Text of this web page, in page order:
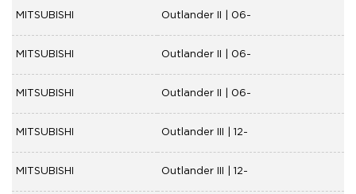
MITSUBISHI Outlander II | 06-
MITSUBISHI Outlander II | 06-
MITSUBISHI Outlander II | 06-
MITSUBISHI Outlander III | 12-
MITSUBISHI Outlander III | 12-